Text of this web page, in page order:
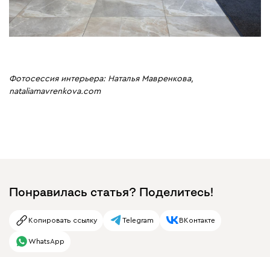
Фотосессия интерьера: Наталья Мавренкова,
nataliamavrenkova.com
Понравилась статья? Поделитесь!
Копировать ссылку Telegram ВКонтакте
WhatsApp